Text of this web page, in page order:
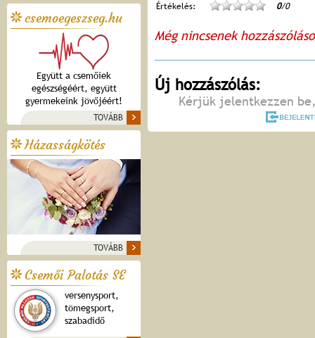
csemoegeszseg.hu
Együtt a csemőiek
egészségéért, együtt
gyermekeink jövőjéért!
TOVÁBB
Házasságkötés
TOVÁBB
Csemői Palotás SE
versenysport,
tömegsport,
szabadidő
Értékelés: 0/0
Még nincsenek
Új hozzászólás:
Kérjük jelentkezzen